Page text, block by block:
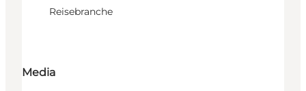
Reisebranche
Media